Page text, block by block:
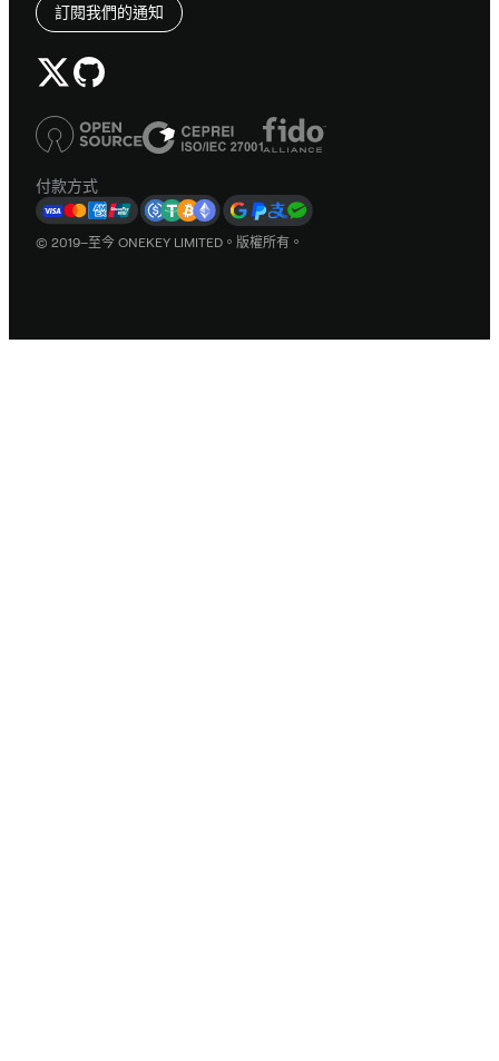
訂閱我們的通知
付款方式
© 2019–至今 ONEKEY LIMITED。版權所有。